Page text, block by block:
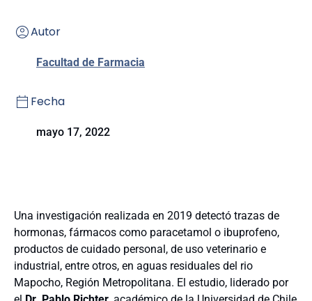
Autor
Facultad de Farmacia
Fecha
mayo 17, 2022
Una investigación realizada en 2019 detectó trazas de
hormonas, fármacos como paracetamol o ibuprofeno,
productos de cuidado personal, de uso veterinario e
industrial, entre otros, en aguas residuales del rio
Mapocho, Región Metropolitana. El estudio, liderado por